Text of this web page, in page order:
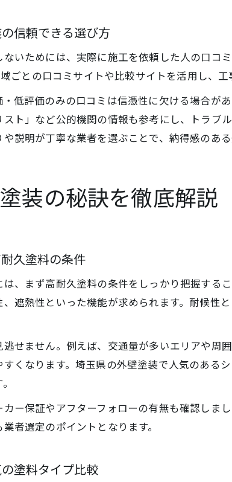
信頼できる選び方
いためには、実際に施工を依頼した人の口コ
ごとの口コミサイトや比較サイトを活用し、
低評価のみの口コミは信憑性に欠ける場合が
ト」など公的機関の情報も参考にし、トラブ
説明が丁寧な業者を選ぶことで、納得感のある
装の秘訣を徹底解説
久塗料の条件
、まず高耐久塗料の条件をしっかり把握する
遮熱性といった機能が求められます。耐候性
せません。例えば、交通量が多いエリアや
くなります。埼玉県の外壁塗装で人気のある
ー保証やアフターフォローの有無も確認しま
者選定のポイントとなります。
塗料タイプ比較